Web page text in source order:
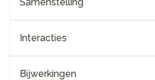
Interacties
Bijwerkingen